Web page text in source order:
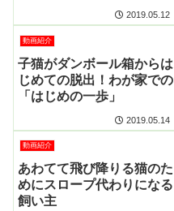
2019.05.12
動画紹介
子猫がダンボール箱からは
じめての脱出！わが家での
「はじめの一歩」
2019.05.14
動画紹介
あわてて飛び降りる猫のた
めにスロープ代わりになる
飼い主